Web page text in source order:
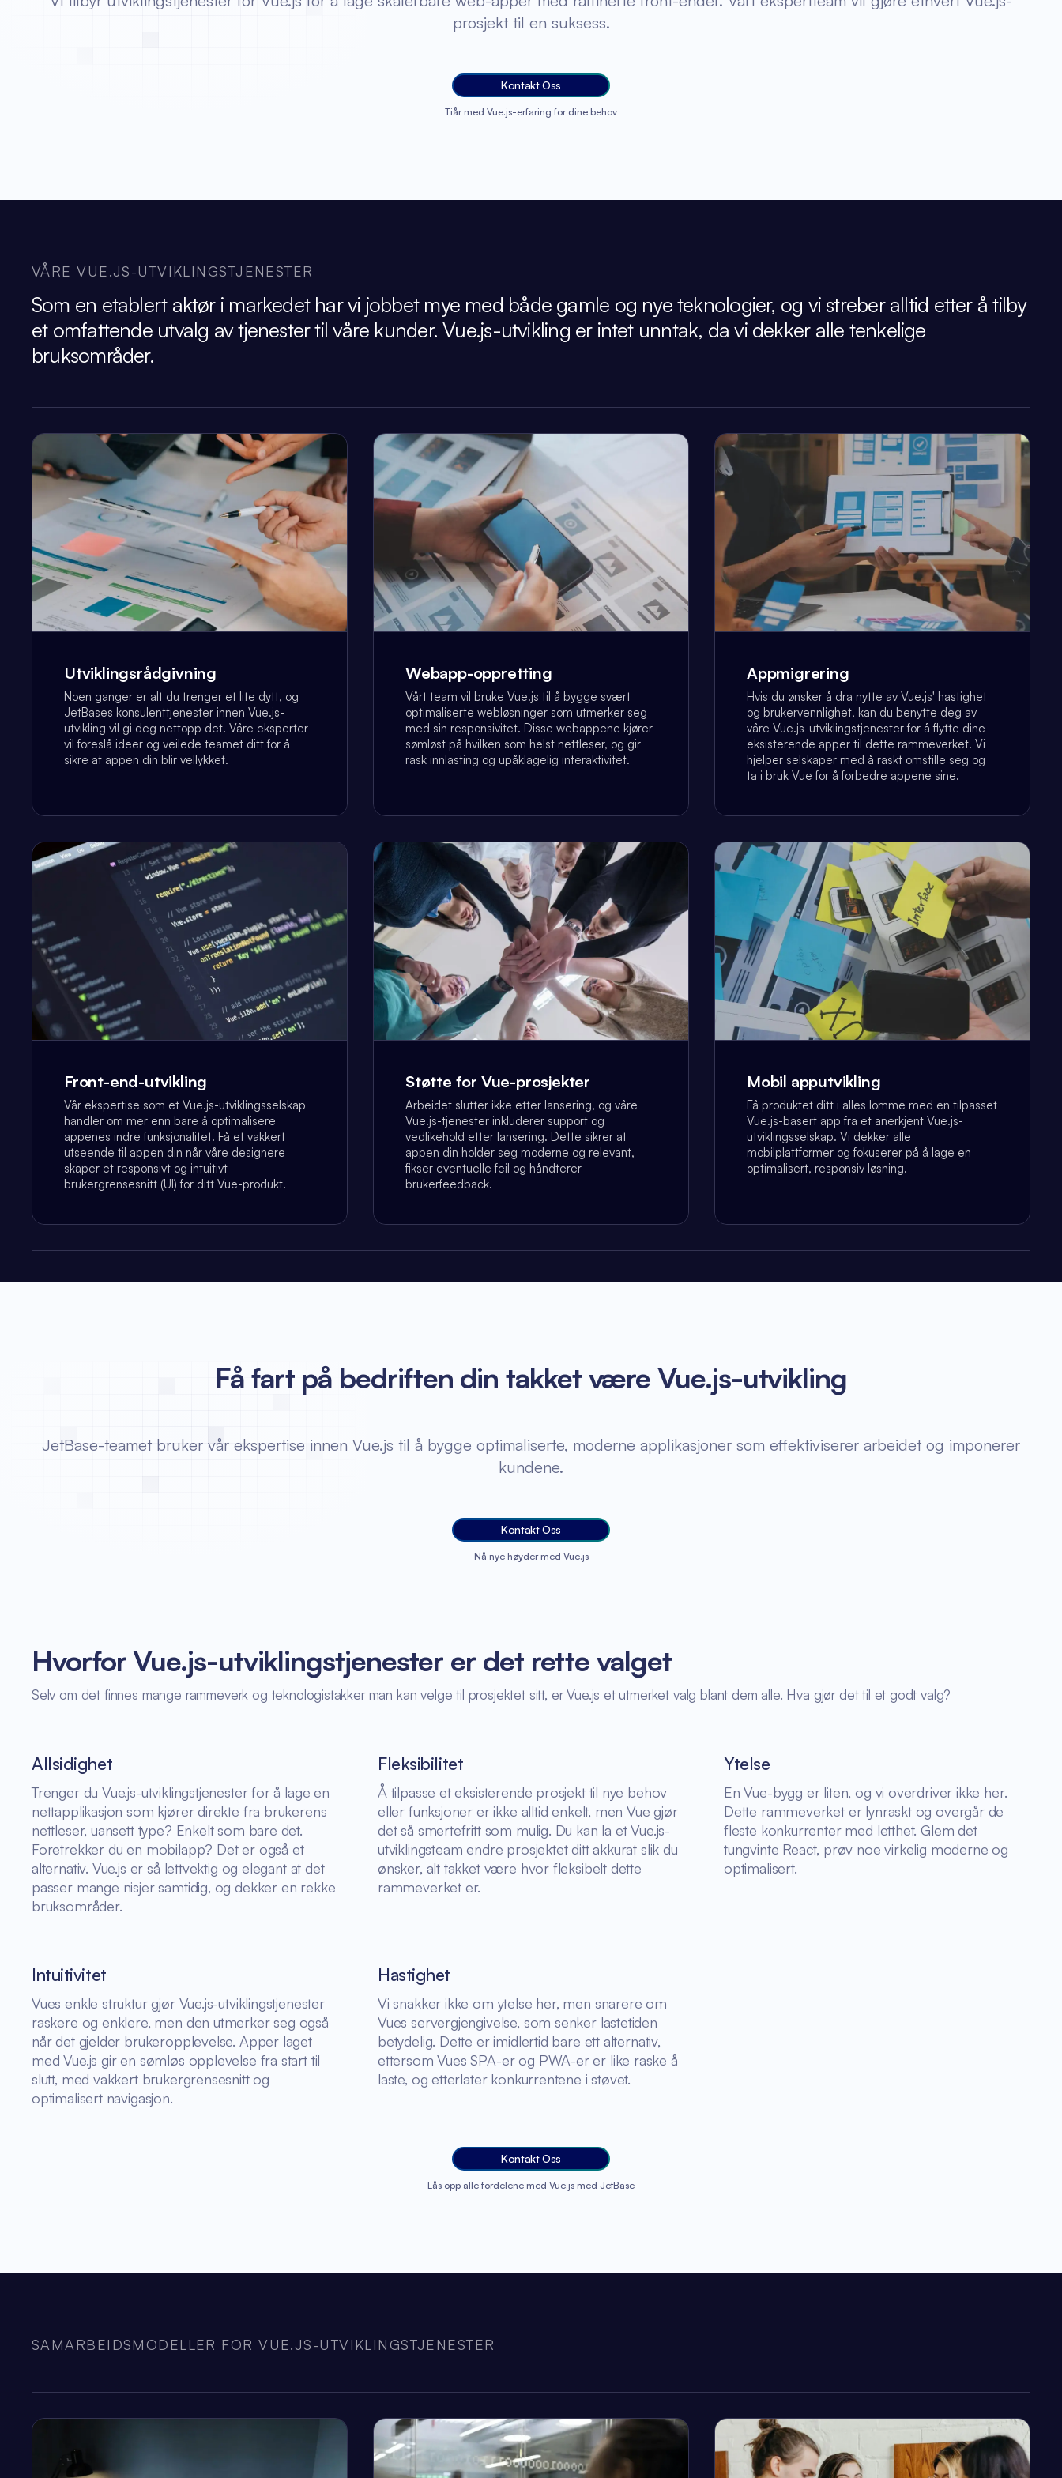
prosjekt til en suksess.
Kontakt Oss
Tiår med Vue.js-erfaring for dine behov
VÅRE VUE.JS-UTVIKLINGSTJENESTER
Som en etablert aktør i markedet har vi jobbet mye med både gamle og nye teknologier, og vi streber alltid etter å tilby
et omfattende utvalg av tjenester til våre kunder. Vue.js-utvikling er intet unntak, da vi dekker alle tenkelige
bruksområder.
Utviklingsrådgivning
Noen ganger er alt du trenger et lite dytt, og
JetBases konsulenttjenester innen Vue.js-
utvikling vil gi deg nettopp det. Våre eksperter
vil foreslå ideer og veilede teamet ditt for å
sikre at appen din blir vellykket.
Webapp-oppretting
Vårt team vil bruke Vue.js til å bygge svært
optimaliserte webløsninger som utmerker seg
med sin responsivitet. Disse webappene kjører
sømløst på hvilken som helst nettleser, og gir
rask innlasting og upåklagelig interaktivitet.
Appmigrering
Hvis du ønsker å dra nytte av Vue.js' hastighet
og brukervennlighet, kan du benytte deg av
våre Vue.js-utviklingstjenester for å flytte dine
eksisterende apper til dette rammeverket. Vi
hjelper selskaper med å raskt omstille seg og
ta i bruk Vue for å forbedre appene sine.
Front-end-utvikling
Vår ekspertise som et Vue.js-utviklingsselskap
handler om mer enn bare å optimalisere
appenes indre funksjonalitet. Få et vakkert
utseende til appen din når våre designere
skaper et responsivt og intuitivt
brukergrensesnitt (UI) for ditt Vue-produkt.
Støtte for Vue-prosjekter
Arbeidet slutter ikke etter lansering, og våre
Vue.js-tjenester inkluderer support og
vedlikehold etter lansering. Dette sikrer at
appen din holder seg moderne og relevant,
fikser eventuelle feil og håndterer
brukerfeedback.
Mobil apputvikling
Få produktet ditt i alles lomme med en tilpasset
Vue.js-basert app fra et anerkjent Vue.js-
utviklingsselskap. Vi dekker alle
mobilplattformer og fokuserer på å lage en
optimalisert, responsiv løsning.
Få fart på bedriften din takket være Vue.js-utvikling
JetBase-teamet bruker vår ekspertise innen Vue.js til å bygge optimaliserte, moderne applikasjoner som effektiviserer arbeidet og imponerer
kundene.
Kontakt Oss
Nå nye høyder med Vue.js
Hvorfor Vue.js-utviklingstjenester er det rette valget
Selv om det finnes mange rammeverk og teknologistakker man kan velge til prosjektet sitt, er Vue.js et utmerket valg blant dem alle. Hva gjør det til et godt valg?
Allsidighet
Trenger du Vue.js-utviklingstjenester for å lage en
nettapplikasjon som kjører direkte fra brukerens
nettleser, uansett type? Enkelt som bare det.
Foretrekker du en mobilapp? Det er også et
alternativ. Vue.js er så lettvektig og elegant at det
passer mange nisjer samtidig, og dekker en rekke
bruksområder.
Fleksibilitet
Å tilpasse et eksisterende prosjekt til nye behov
eller funksjoner er ikke alltid enkelt, men Vue gjør
det så smertefritt som mulig. Du kan la et Vue.js-
utviklingsteam endre prosjektet ditt akkurat slik du
ønsker, alt takket være hvor fleksibelt dette
rammeverket er.
Ytelse
En Vue-bygg er liten, og vi overdriver ikke her.
Dette rammeverket er lynraskt og overgår de
fleste konkurrenter med letthet. Glem det
tungvinte React, prøv noe virkelig moderne og
optimalisert.
Intuitivitet
Vues enkle struktur gjør Vue.js-utviklingstjenester
raskere og enklere, men den utmerker seg også
når det gjelder brukeropplevelse. Apper laget
med Vue.js gir en sømløs opplevelse fra start til
slutt, med vakkert brukergrensesnitt og
optimalisert navigasjon.
Hastighet
Vi snakker ikke om ytelse her, men snarere om
Vues servergjengivelse, som senker lastetiden
betydelig. Dette er imidlertid bare ett alternativ,
ettersom Vues SPA-er og PWA-er er like raske å
laste, og etterlater konkurrentene i støvet.
Kontakt Oss
Lås opp alle fordelene med Vue.js med JetBase
SAMARBEIDSMODELLER FOR VUE.JS-UTVIKLINGSTJENESTER